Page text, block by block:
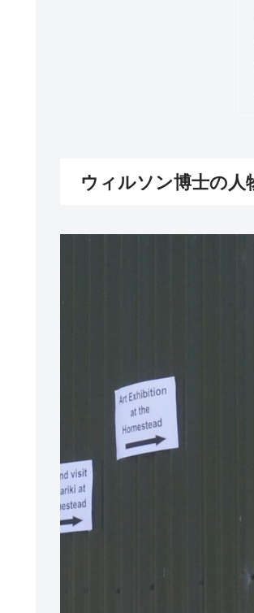
ウィルソン博士の人